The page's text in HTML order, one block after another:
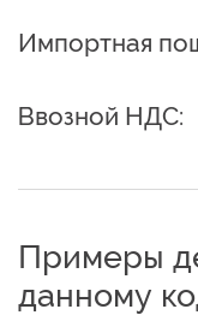
Импортная
Ввозной НДС:
Примеры
данному